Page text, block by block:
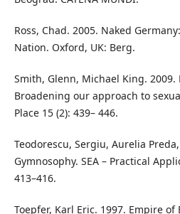
Ross, Chad. 2005. Naked
Nation. Oxford, UK: Berg.
Smith, Glenn, Michael King.
Broadening our approach to
Place 15 (2): 439– 446.
Teodorescu, Sergiu, Aurelia
Gymnosophy. SEA – Practical
413–416.
Toepfer, Karl Eric. 1997. Empire of